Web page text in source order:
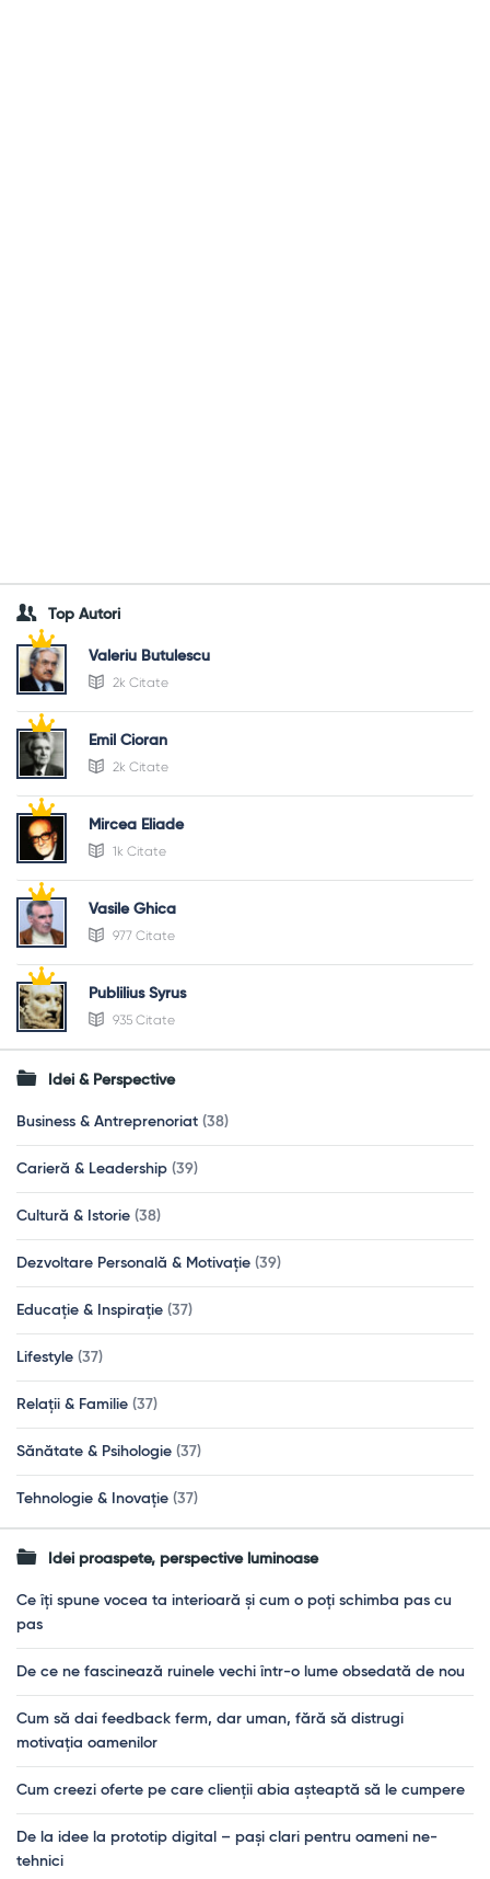
Top Autori
Valeriu Butulescu
2k Citate
Emil Cioran
2k Citate
Mircea Eliade
1k Citate
Vasile Ghica
977 Citate
Publilius Syrus
935 Citate
Idei & Perspective
Business & Antreprenoriat (38)
Carieră & Leadership (39)
Cultură & Istorie (38)
Dezvoltare Personală & Motivație (39)
Educație & Inspirație (37)
Lifestyle (37)
Relații & Familie (37)
Sănătate & Psihologie (37)
Tehnologie & Inovație (37)
Idei proaspete, perspective luminoase
Ce îți spune vocea ta interioară și cum o poți schimba pas cu
pas
De ce ne fascinează ruinele vechi într-o lume obsedată de nou
Cum să dai feedback ferm, dar uman, fără să distrugi
motivația oamenilor
Cum creezi oferte pe care clienții abia așteaptă să le cumpere
De la idee la prototip digital – pași clari pentru oameni ne-
tehnici